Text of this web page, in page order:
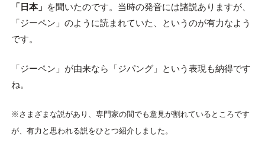
「日本」 を聞いたのです。当時の発音には諸説ありますが、
「ジーペン」のように読まれていた、というのが有力なよう
です。
「ジーペン」が由来なら「ジパング」という表現も納得です
ね。
※さまざまな説があり、専門家の間でも意見が割れているところです
が、有力と思われる説をひとつ紹介しました。